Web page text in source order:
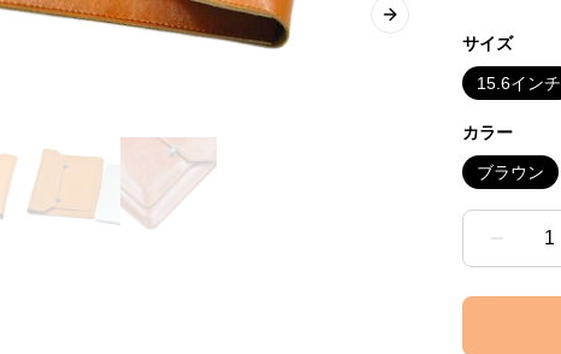
Next slide
サイズ
15.6インチ
カラー
ブラウン
1